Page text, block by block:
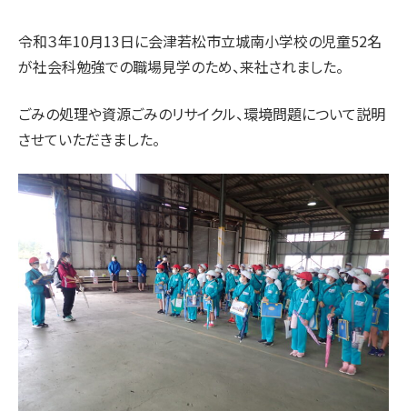
令和３年10月13日に会津若松市立城南小学校の児童52名
が社会科勉強での職場見学のため、来社されました。
ごみの処理や資源ごみのリサイクル、環境問題について説明
させていただきました。